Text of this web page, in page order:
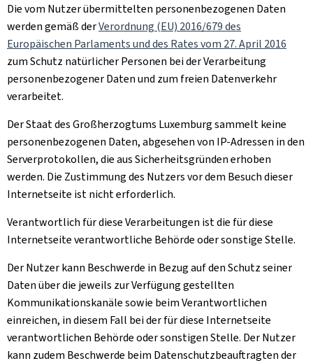
Die vom Nutzer übermittelten personenbezogenen Daten
werden gemäß derVerordnung (EU) 2016/679 des
Europäischen Parlaments und des Rates vom 27. April 2016
zum Schutz natürlicher Personen bei der Verarbeitung
personenbezogener Daten und zum freien Datenverkehr
verarbeitet.
Der Staat des Großherzogtums Luxemburg sammelt keine
personenbezogenen Daten, abgesehen von IP-Adressen in den
Serverprotokollen, die aus Sicherheitsgründen erhoben
werden. Die Zustimmung des Nutzers vor dem Besuch dieser
Internetseite ist nicht erforderlich.
Verantwortlich für diese Verarbeitungen ist die für diese
Internetseite verantwortliche Behörde oder sonstige Stelle.
Der Nutzer kann Beschwerde in Bezug auf den Schutz seiner
Daten über die jeweils zur Verfügung gestellten
Kommunikationskanäle sowie beim Verantwortlichen
einreichen, in diesem Fall bei der für diese Internetseite
verantwortlichen Behörde oder sonstigen Stelle. Der Nutzer
kann zudem Beschwerde beim Datenschutzbeauftragten der